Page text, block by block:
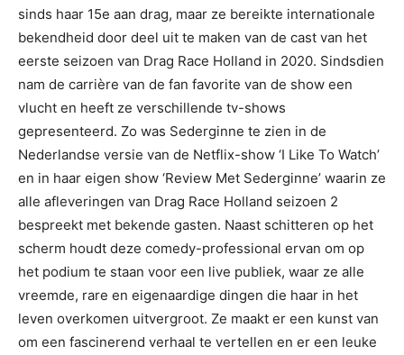
sinds haar 15e aan drag, maar ze bereikte internationale
bekendheid door deel uit te maken van de cast van het
eerste seizoen van Drag Race Holland in 2020. Sindsdien
nam de carrière van de fan favorite van de show een
vlucht en heeft ze verschillende tv-shows
gepresenteerd. Zo was Sederginne te zien in de
Nederlandse versie van de Netflix-show ‘I Like To Watch’
en in haar eigen show ‘Review Met Sederginne’ waarin ze
alle afleveringen van Drag Race Holland seizoen 2
bespreekt met bekende gasten. Naast schitteren op het
scherm houdt deze comedy-professional ervan om op
het podium te staan voor een live publiek, waar ze alle
vreemde, rare en eigenaardige dingen die haar in het
leven overkomen uitvergroot. Ze maakt er een kunst van
om een fascinerend verhaal te vertellen en er een leuke